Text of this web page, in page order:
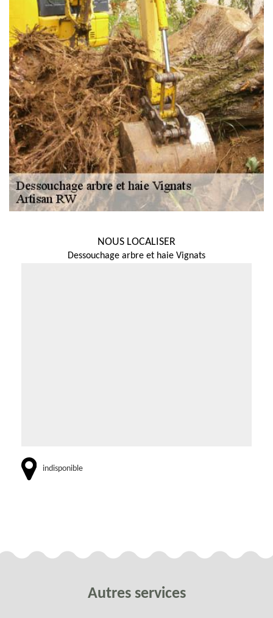
NOUS LOCALISER
Dessouchage arbre et haie Vignats
indisponible
Autres services